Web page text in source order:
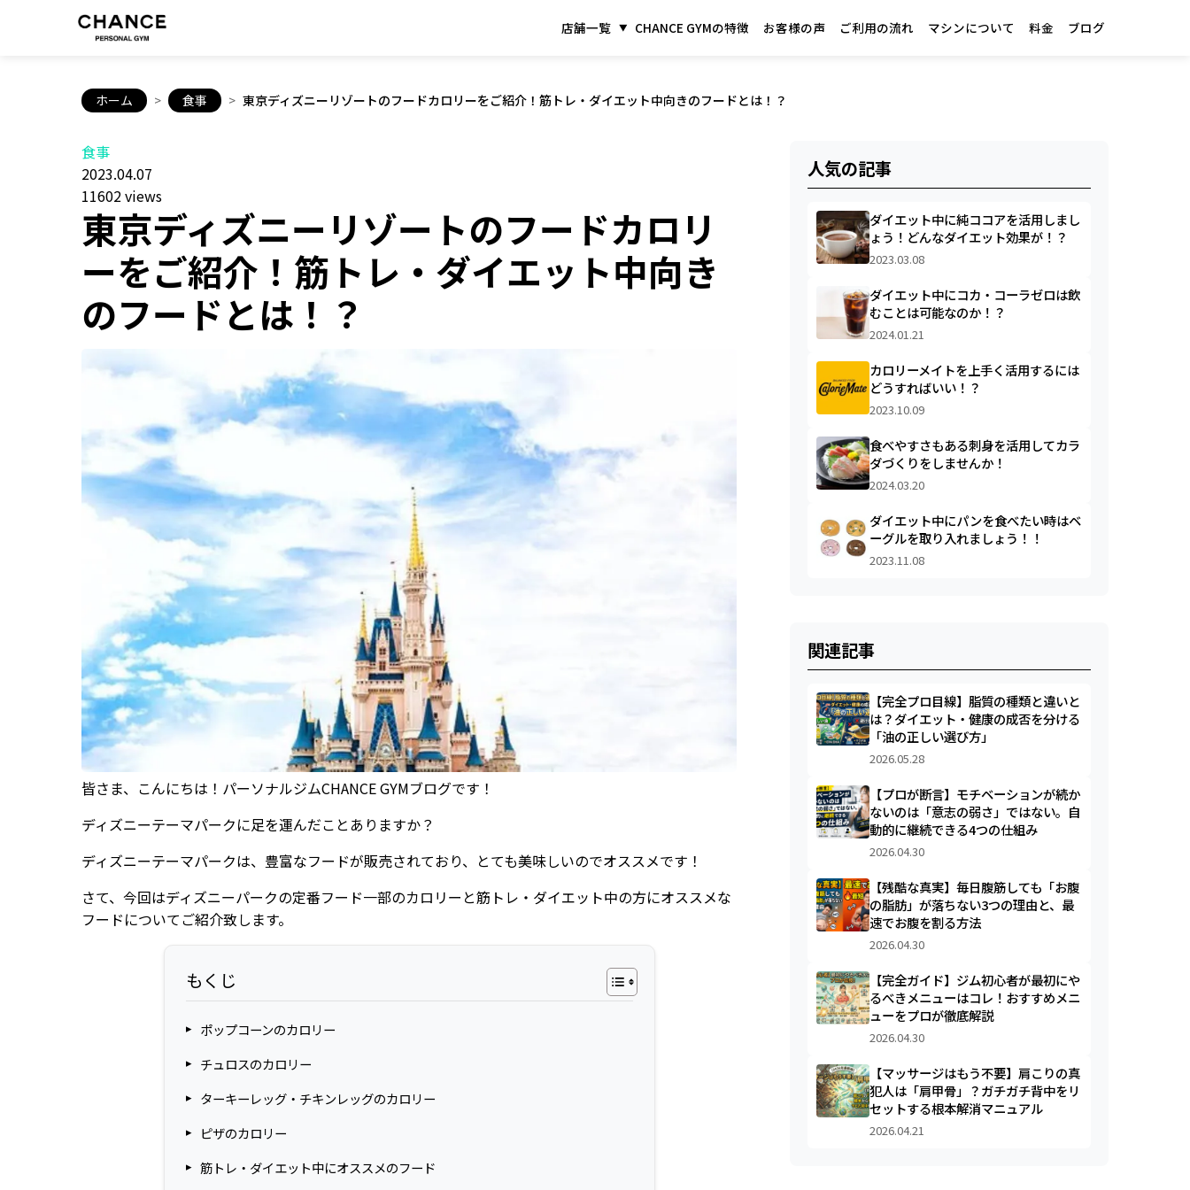
店舗一覧 CHANCE GYMの特徴 お客様の声 ご利用の流れ マシンについて 料金 ブログ
ホーム > 食事 > 東京ディズニーリゾートのフードカロリーをご紹介！筋トレ・ダイエット中向きのフードとは！？
食事
2023.04.07
11602 views
東京ディズニーリゾートのフードカロリ
ーをご紹介！筋トレ・ダイエット中向き
のフードとは！？
皆さま、こんにちは！パーソナルジムCHANCE GYMブログです！
ディズニーテーマパークに足を運んだことありますか？
ディズニーテーマパークは、豊富なフードが販売されており、とても美味しいのでオススメです！
さて、今回はディズニーパークの定番フード一部のカロリーと筋トレ・ダイエット中の方にオススメな
フードについてご紹介致します。
もくじ
ポップコーンのカロリー
チュロスのカロリー
ターキーレッグ・チキンレッグのカロリー
ピザのカロリー
筋トレ・ダイエット中にオススメのフード
人気の記事
ダイエット中に純ココアを活用しまし
ょう！どんなダイエット効果が！？
2023.03.08
ダイエット中にコカ・コーラゼロは飲
むことは可能なのか！？
2024.01.21
カロリーメイトを上手く活用するには
どうすればいい！？
2023.10.09
食べやすさもある刺身を活用してカラ
ダづくりをしませんか！
2024.03.20
ダイエット中にパンを食べたい時はベ
ーグルを取り入れましょう！！
2023.11.08
関連記事
【完全プロ目線】脂質の種類と違いと
は？ダイエット・健康の成否を分ける
「油の正しい選び方」
2026.05.28
【プロが断言】モチベーションが続か
ないのは「意志の弱さ」ではない。自
動的に継続できる4つの仕組み
2026.04.30
【残酷な真実】毎日腹筋しても「お腹
の脂肪」が落ちない3つの理由と、最
速でお腹を割る方法
2026.04.30
【完全ガイド】ジム初心者が最初にや
るべきメニューはコレ！おすすめメニ
ューをプロが徹底解説
2026.04.30
【マッサージはもう不要】肩こりの真
犯人は「肩甲骨」？ガチガチ背中をリ
セットする根本解消マニュアル
2026.04.21